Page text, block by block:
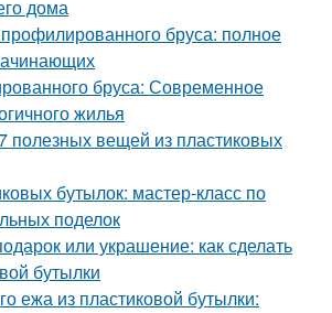
дома
бруса: полное
бруса: Современное
жилья
полезных вещей из пластиковых
бутылок: мастер-класс по
поделок
или украшение: как сделать
бутылки
ежа из пластиковой бутылки: